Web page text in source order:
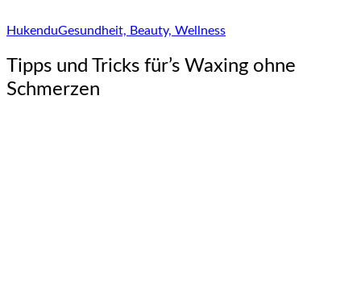
HukenduGesundheit, Beauty, Wellness
Tipps und Tricks für’s Waxing ohne
Schmerzen